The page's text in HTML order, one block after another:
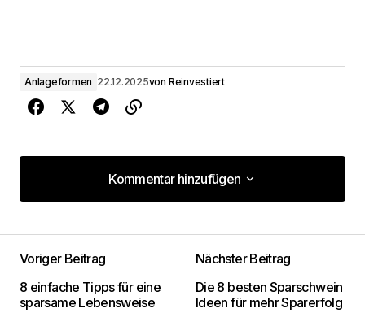
Anlageformen 22.12.2025von Reinvestiert
Kommentar hinzufügen
Kommentar hinzufügen
Deine E-Mail-Adresse wird nicht
veröffentlicht. Erforderliche Felder sind mit*
markiert
Voriger Beitrag
8 einfache Tipps für eine
sparsame Lebensweise
Nächster Beitrag
Die 8 besten Sparschwein
Ideen für mehr Sparerfolg